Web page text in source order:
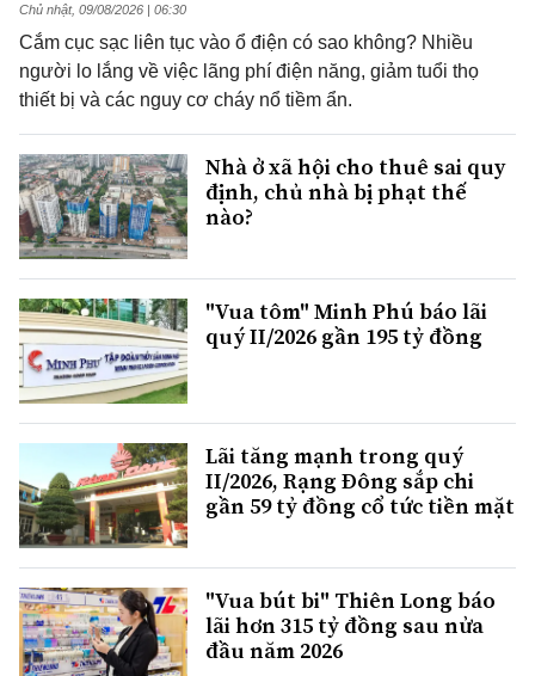
Chủ nhật, 09/08/2026 | 06:30
Cắm cục sạc liên tục vào ổ điện có sao không? Nhiều
người lo lắng về việc lãng phí điện năng, giảm tuổi thọ
thiết bị và các nguy cơ cháy nổ tiềm ẩn.
Nhà ở xã hội cho thuê sai quy
định, chủ nhà bị phạt thế
nào?
"Vua tôm" Minh Phú báo lãi
quý II/2026 gần 195 tỷ đồng
Lãi tăng mạnh trong quý
II/2026, Rạng Đông sắp chi
gần 59 tỷ đồng cổ tức tiền mặt
"Vua bút bi" Thiên Long báo
lãi hơn 315 tỷ đồng sau nửa
đầu năm 2026